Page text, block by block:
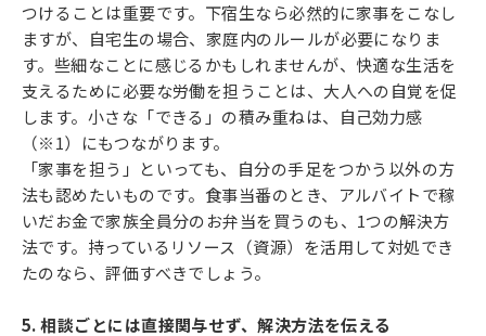
つけることは重要です。下宿生なら必然的に家事をこなし
ますが、自宅生の場合、家庭内のルールが必要になりま
す。些細なことに感じるかもしれませんが、快適な生活を
支えるために必要な労働を担うことは、大人への自覚を促
します。小さな「できる」の積み重ねは、自己効力感
（※1）にもつながります。
「家事を担う」といっても、自分の手足をつかう以外の方
法も認めたいものです。食事当番のとき、アルバイトで稼
いだお金で家族全員分のお弁当を買うのも、1つの解決方
法です。持っているリソース（資源）を活用して対処でき
たのなら、評価すべきでしょう。
5. 相談ごとには直接関与せず、解決方法を伝える